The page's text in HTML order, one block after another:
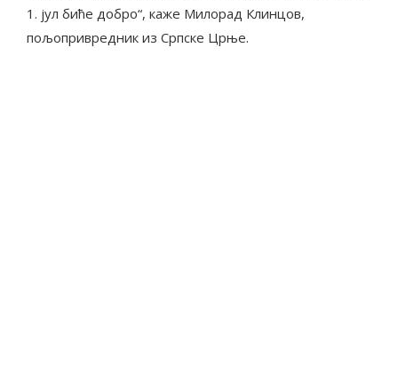
1. јул биће добро“, каже Милорад Клинцов,
пољопривредник из Српске Црње.